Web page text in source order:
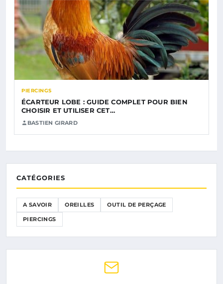
PIERCINGS
ÉCARTEUR LOBE : GUIDE COMPLET POUR BIEN
CHOISIR ET UTILISER CET…
BASTIEN GIRARD
CATÉGORIES
A SAVOIR OREILLES OUTIL DE PERÇAGE
PIERCINGS